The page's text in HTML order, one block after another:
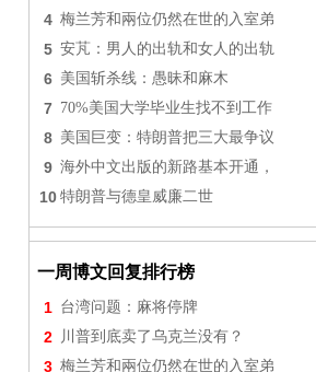
4 梅兰芳和兩位仍然在世的入室弟
5 安芃：男人的出轨和女人的出轨
6 美国斩杀线：愚昧和麻木
7 70%美国大学毕业生找不到工作
8 美国巨变：特朗普把三大最争议
9 海外中文出版的新路基本开通，
10 特朗普与德皇威廉二世
一周博文回复排行榜
1 台湾问题：麻将停牌
2 川普到底卖了乌克兰没有？
3 梅兰芳和兩位仍然在世的入室弟